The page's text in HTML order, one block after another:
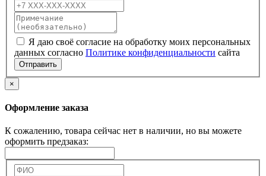
Я даю своё согласие на обработку моих персональных
данных согласно Политике конфиденциальности сайта
Отправить
×
Оформление заказа
К сожалению, товара сейчас нет в наличии, но вы можете
оформить предзаказ: